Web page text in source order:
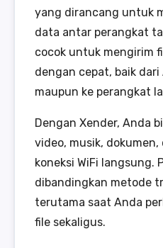
yang dirancang untuk
data antar perangkat
cocok untuk mengirim
dengan cepat, baik
maupun ke perangkat
Dengan Xender, Anda
video, musik, dokumen,
koneksi WiFi langsung.
dibandingkan metode
terutama saat Anda
file sekaligus.